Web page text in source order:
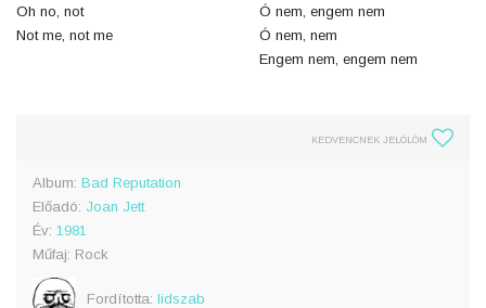
Oh no, not
Not me, not me
Ó nem, engem nem
Ó nem, nem
Engem nem, engem nem
KEDVENCNEK JELÖLÖM
Album: Bad Reputation
Előadó: Joan Jett
Év: 1981
Műfaj: Rock
Fordította: lidszab